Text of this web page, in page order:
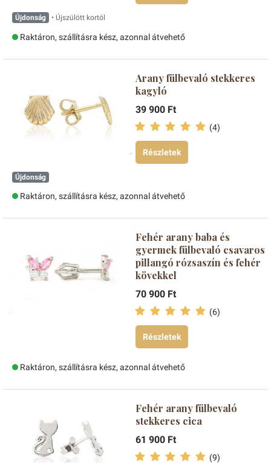
Újdonság • Újszülött kortól
Raktáron, szállításra kész, azonnal átvehető
Arany fülbevaló stekkeres
kagyló
39 900 Ft
(4)
Részletek
Újdonság
Raktáron, szállításra kész, azonnal átvehető
Fehér arany baba és
gyermek fülbevaló csavaros
pillangó rózsaszín és fehér
kövekkel
70 900 Ft
(6)
Részletek
Raktáron, szállításra kész, azonnal átvehető
Fehér arany fülbevaló
stekkeres cica
61 900 Ft
(9)